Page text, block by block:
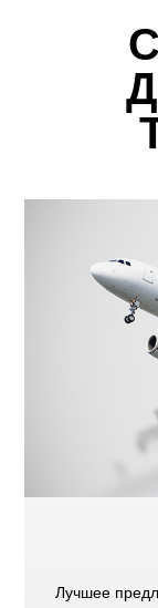
Лучшее